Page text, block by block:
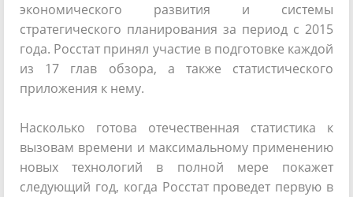
экономического развития и системы
стратегического планирования за период с 2015
года. Росстат принял участие в подготовке каждой
из 17 глав обзора, а также статистического
приложения к нему.
Насколько готова отечественная статистика к
вызовам времени и максимальному применению
новых технологий в полной мере покажет
следующий год, когда Росстат проведет первую в